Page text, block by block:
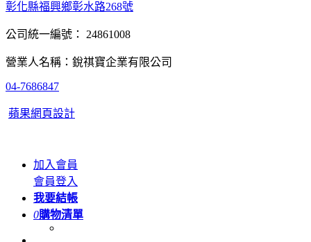
彰化縣福興鄉彰水路268號
公司統一編號： 24861008
營業人名稱：銳祺寶企業有限公司
04-7686847
蘋果網頁設計
加入會員
會員登入
我要結帳
0購物清單